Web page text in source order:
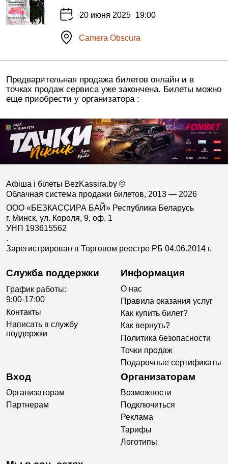
20 июня 2025 19:00
Camera Obscura
Предварительная продажа билетов онлайн и в
точках продаж сервиса уже закончена. Билеты можно
еще приобрести у организатора :
Афіша і білеты BezKassira.by ©
Облачная система продажи билетов, 2013 — 2026
ООО «БЕЗКАССИРА БАЙ» Республика Беларусь
г. Минск, ул. Короля, 9, оф. 1
УНП 193615562
.
Зарегистрирован в Торговом реестре РБ 04.06.2014 г.
Служба поддержки
График работы:
9:00-17:00
Контакты
Написать в службу
поддержки
Информация
О нас
Правила оказания услуг
Как купить билет?
Как вернуть?
Политика безопасности
Точки продаж
Подарочные сертификаты
Вход
Организаторам
Партнерам
Организаторам
Возможности
Подключиться
Реклама
Тарифы
Логотипы